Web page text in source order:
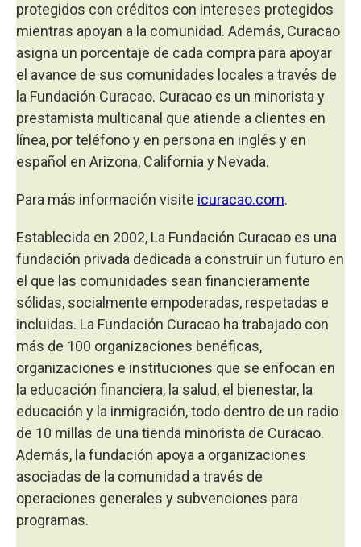
protegidos con créditos con intereses protegidos
mientras apoyan a la comunidad. Además, Curacao
asigna un porcentaje de cada compra para apoyar
el avance de sus comunidades locales a través de
la Fundación Curacao. Curacao es un minorista y
prestamista multicanal que atiende a clientes en
línea, por teléfono y en persona en inglés y en
español en Arizona, California y Nevada.
Para más información visite icuracao.com.
Establecida en 2002, La Fundación Curacao es una
fundación privada dedicada a construir un futuro en
el que las comunidades sean financieramente
sólidas, socialmente empoderadas, respetadas e
incluidas. La Fundación Curacao ha trabajado con
más de 100 organizaciones benéficas,
organizaciones e instituciones que se enfocan en
la educación financiera, la salud, el bienestar, la
educación y la inmigración, todo dentro de un radio
de 10 millas de una tienda minorista de Curacao.
Además, la fundación apoya a organizaciones
asociadas de la comunidad a través de
operaciones generales y subvenciones para
programas.